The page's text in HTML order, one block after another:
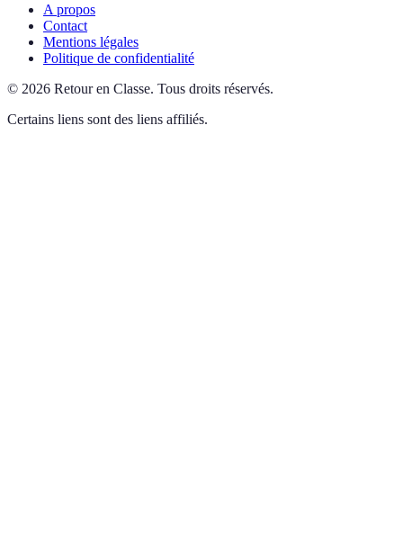
A propos
Contact
Mentions légales
Politique de confidentialité
© 2026 Retour en Classe. Tous droits réservés.
Certains liens sont des liens affiliés.